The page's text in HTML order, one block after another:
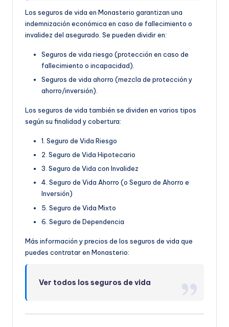
Los seguros de vida en Monasterio garantizan una
indemnización económica en caso de fallecimiento o
invalidez del asegurado. Se pueden dividir en:
Seguros de vida riesgo (protección en caso de
fallecimiento o incapacidad).
Seguros de vida ahorro (mezcla de protección y
ahorro/inversión).
Los seguros de vida también se dividen en varios tipos
según su finalidad y cobertura:
1. Seguro de Vida Riesgo
2. Seguro de Vida Hipotecario
3. Seguro de Vida con Invalidez
4. Seguro de Vida Ahorro (o Seguro de Ahorro e
Inversión)
5. Seguro de Vida Mixto
6. Seguro de Dependencia
Más información y precios de los seguros de vida que
puedes contratar en Monasterio:
Ver todos los seguros de vida